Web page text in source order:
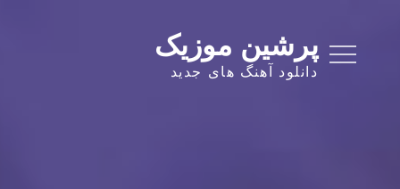
content
پرشین موزیک
دانلود آهنگ های جدید